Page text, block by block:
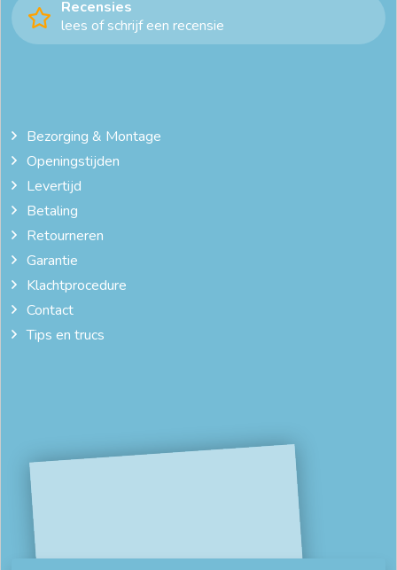
Recensies
lees of schrijf een recensie
Bezorging & Montage
Openingstijden
Levertijd
Betaling
Retourneren
Garantie
Klachtprocedure
Contact
Tips en trucs